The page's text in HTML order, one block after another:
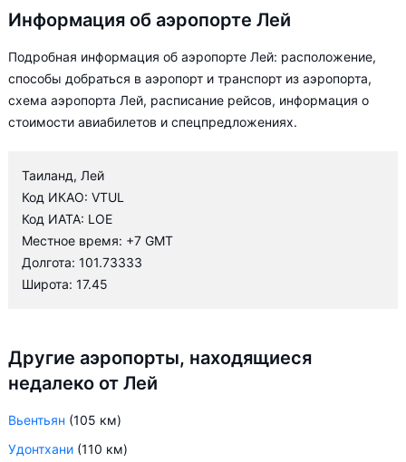
Информация об аэропорте Лей
Подробная информация об аэропорте Лей: расположение,
способы добраться в аэропорт и транспорт из аэропорта,
схема аэропорта Лей, расписание рейсов, информация о
стоимости авиабилетов и спецпредложениях.
Таиланд, Лей
Код ИКАО: VTUL
Код ИАТА: LOE
Местное время: +7 GMT
Долгота: 101.73333
Широта: 17.45
Другие аэропорты, находящиеся
недалеко от Лей
Вьентьян (105 км)
Удонтхани (110 км)